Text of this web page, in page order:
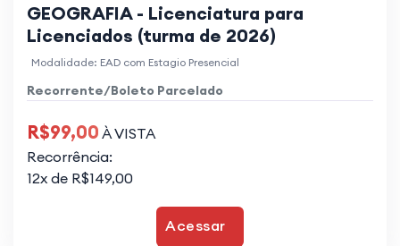
GEOGRAFIA - Licenciatura para
Licenciados (turma de 2026)
Modalidade: EAD com Estagio Presencial
Recorrente/Boleto Parcelado
R$99,00 À VISTA
Recorrência:
12x de R$149,00
Acessar